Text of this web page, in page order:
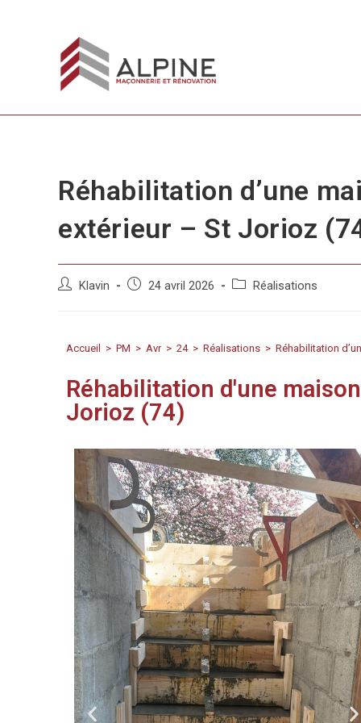
Réhabilitation d’une
extérieur – St Jorioz
Klavin 24 avril 2026 Réalisations
Accueil > PM > Avr > 24 > Réalisations > Réhabilitation
Réhabilitation d'une
Jorioz (74)